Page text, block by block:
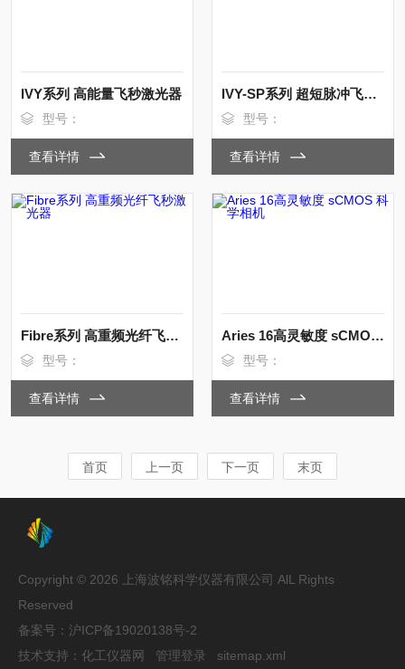
IVY系列 高能量飞秒激光器
型号：
查看详情
IVY-SP系列 超短脉冲飞秒激光器
型号：
查看详情
Fibre系列 高重频光纤飞秒激光器
型号：
查看详情
Aries 16高灵敏度 sCMOS 科学相机
型号：
查看详情
首页 上一页 下一页 末页
Copyright © 2026 上海波铭科学仪器有限公司 AlL Rights
Reserved
备案号： 沪ICP备19020138号-2
技术支持： 化工仪器网 管理登录 sitemap.xml